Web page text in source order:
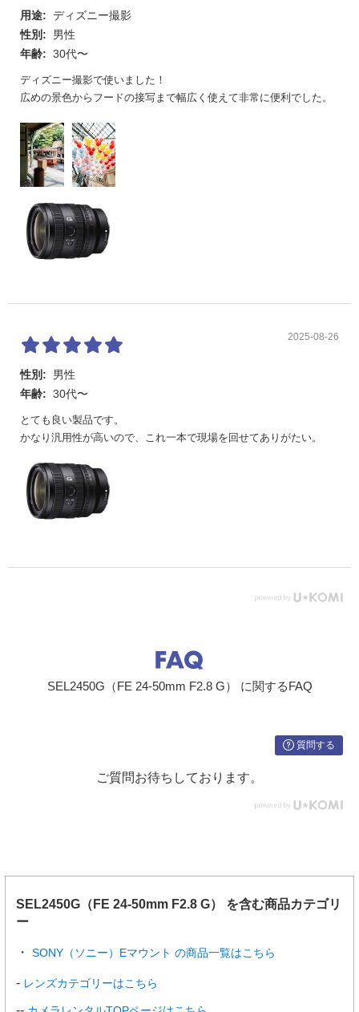
用途: ディズニー撮影
性別:
男性
年齢: 30代〜
ディズニー撮影で使いました！
広めの景色からフードの接写まで幅広く使えて非常に便利でした。
2025-08-26
性別:
男性
年齢: 30代〜
とても良い製品です。
かなり汎用性が高いので、これ一本で現場を回せてありがたい。
SEL2450G（FE 24-50mm F2.8 G） に関するFAQ
質問する
ご質問お待ちしております。
SEL2450G（FE 24-50mm F2.8 G） を含む商品カテゴリ
ー
SONY（ソニー）Eマウント の商品一覧はこちら
レンズカテゴリーはこちら